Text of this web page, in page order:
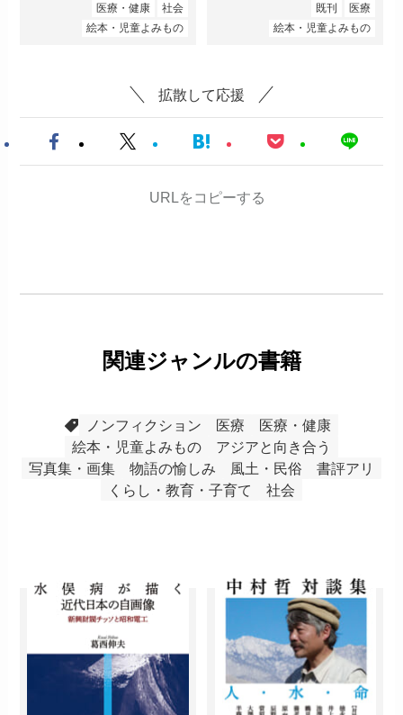
医療・健康
社会
絵本・児童よみもの
既刊
医療
絵本・児童よみもの
拡散して応援
URLをコピーする
関連ジャンルの書籍
ノンフィクション 医療
医療・健康
絵本・児童よみもの
アジアと向き合う
写真集・画集
物語の愉しみ 風土・民俗
書評アリ
くらし・教育・子育て
社会